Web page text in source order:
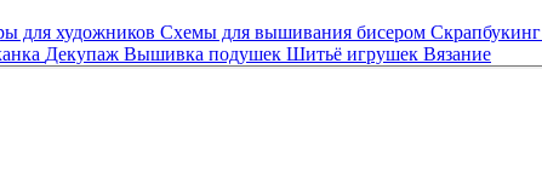
для художников Схемы для вышивания бисером Скрапбукинг
Декупаж Вышивка подушек Шитьё игрушек Вязание